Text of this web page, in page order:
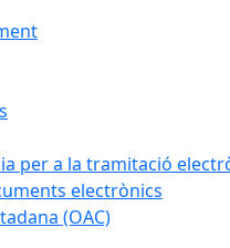
per a la tramitació
electrònics
(OAC)